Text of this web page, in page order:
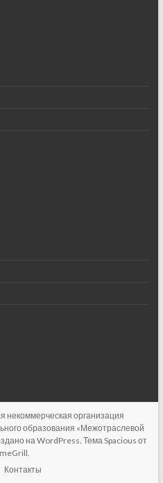
некоммерческая организация
образования «Межотраслевой
наWordPress. Тема Spacious от
.
Контакты